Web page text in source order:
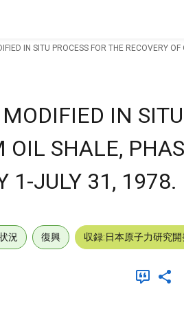
IN SITU PROCESS FOR THE RECOVERY
IN
OIL SHALE,
1-JULY 31, 1978.
況 復興 収録:日本原子力研究